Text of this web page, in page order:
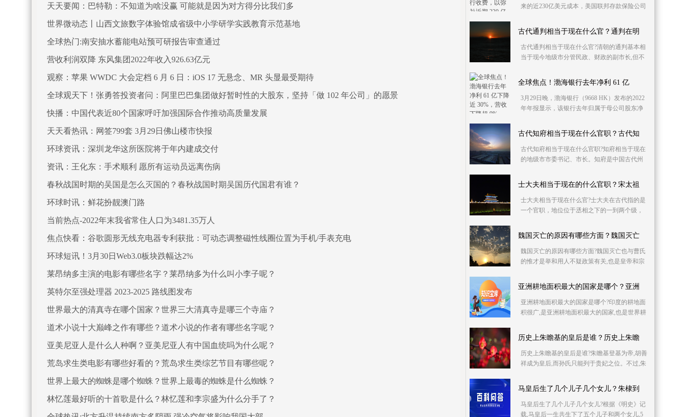
天天要闻：巴特勒：不知道为啥没赢 可能就是因为对方得分比我们多
世界微动态丨山西文旅数字体验馆成省级中小学研学实践教育示范基地
全球热门:南安抽水蓄能电站预可研报告审查通过
营收利润双降 东风集团2022年收入926.63亿元
观察：苹果 WWDC 大会定档 6 月 6 日：iOS 17 无悬念、MR 头显最受期待
全球观天下！张勇答投资者问：阿里巴巴集团做好暂时性的大股东，坚持「做 102 年公司」的愿景
快播：中国代表近80个国家呼吁加强国际合作推动高质量发展
天天看热讯：网签799套 3月29日佛山楼市快报
环球资讯：深圳龙华这所医院将于年内建成交付
资讯：王化东：手术顺利 愿所有运动员远离伤病
春秋战国时期的吴国是怎么灭国的？春秋战国时期吴国历代国君有谁？
环球时讯：鲜花扮靓澳门路
当前热点-2022年末我省常住人口为3481.35万人
焦点快看：谷歌圆形无线充电器专利获批：可动态调整磁性线圈位置为手机/手表充电
环球短讯！3月30日Web3.0板块跌幅达2%
莱昂纳多主演的电影有哪些名字？莱昂纳多为什么叫小李子呢？
英特尔至强处理器 2023-2025 路线图发布
世界最大的清真寺在哪个国家？世界三大清真寺是哪三个寺庙？
道术小说十大巅峰之作有哪些？道术小说的作者有哪些名字呢？
亚美尼亚人是什么人种啊？亚美尼亚人有中国血统吗为什么呢？
荒岛求生类电影有哪些好看的？荒岛求生类综艺节目有哪些呢？
世界上最大的蜘蛛是哪个蜘蛛？世界上最毒的蜘蛛是什么蜘蛛？
林忆莲最好听的十首歌是什么？林忆莲和李宗盛为什么分手了？
来的近230亿美元成本，美国联邦存款保险公司
比通常水平更
古代通判相当于现在什么官？通判在明
古代通判相当于现在什么官?清朝的通判基本相
当于现今地级市分管民政、财政的副市长,但不
于现在
全球焦点！渤海银行去年净利 61 亿
3月29日晚，渤海银行（9668 HK）发布的2022
年年报显示，该银行去年归属于母公司股东净
古代知府相当于现在什么官职？古代知
古代知府相当于现在什么官职?知府相当于现在
的地级市市委书记、市长。知府是中国古代州
志》记载
士大夫相当于现在的什么官职？宋太祖
士大夫相当于现在什么官?士大夫在古代指的是
一个官职，地位位于丞相之下的一到两个级，
没有做过
魏国灭亡的原因有哪些方面？魏国灭亡
魏国灭亡的原因有哪些方面?魏国灭亡也与曹氏
的惟才是举和用人不疑政策有关,也是皇帝和宗
先
亚洲耕地面积最大的国家是哪个？亚洲
亚洲耕地面积最大的国家是哪个?印度的耕地面
积很广,是亚洲耕地面积最大的国家,也是世界耕
印度
历史上朱瞻基的皇后是谁？历史上朱瞻
历史上朱瞻基的皇后是谁?朱瞻基登基为帝,胡善
祥成为皇后,而孙氏只能列于贵妃之位。不过,朱
配得
马皇后生了几个儿子几个女儿？朱棣到
马皇后生了几个儿子几个女儿?根据《明史》记
载,马皇后一生共生下了五个儿子和两个女儿,5